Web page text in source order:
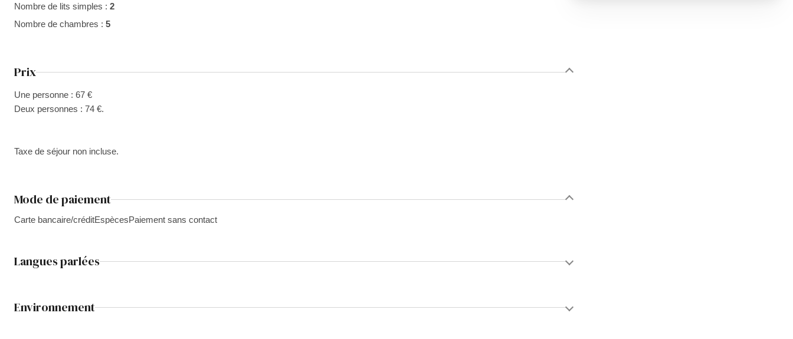
Nombre de lits simples : 2
Nombre de chambres : 5
Prix
Une personne : 67 €
Deux personnes : 74 €.
Taxe de séjour non incluse.
Mode de paiement
Carte bancaire/créditEspècesPaiement sans contact
Langues parlées
Environnement